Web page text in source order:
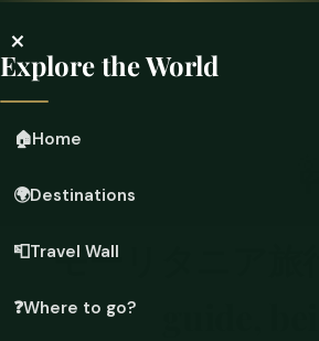
×
Explore the World
🏠Home
🌍Destinations
📮Travel Wall
❓Where to go?
モーリタニア旅
guide,